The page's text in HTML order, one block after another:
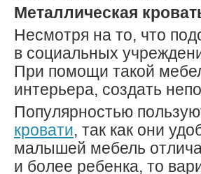
Металлическая
Несмотря на то, что
в социальных
При помощи такой
интерьера, создать
Популярностью
кровати, так как они
малышей мебель
и более ребенка, то